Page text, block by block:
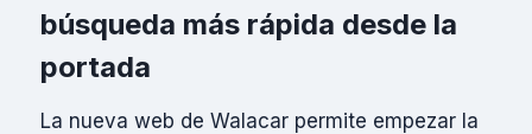
búsqueda más rápida desde la
portada
La nueva web de Walacar permite empezar la